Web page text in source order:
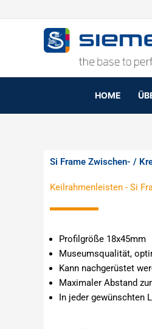
Inhalt
HOME
Si Frame Zwischen- /
Keilrahmenleisten - Si
Profilgröße 18x45mm
Museumsqualität,
Kann nachgerüstet
Maximaler Abstand
In jeder gewünschten